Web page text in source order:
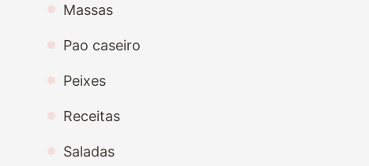
Massas
Pao caseiro
Peixes
Receitas
Saladas